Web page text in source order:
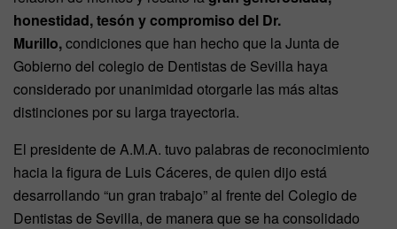
honestidad, tesón y compromiso del Dr.
Murillo,condiciones que han hecho que la Junta de
Gobierno del colegio de Dentistas de Sevilla haya
considerado por unanimidad otorgarle las más altas
distinciones por su larga trayectoria.
El presidente de A.M.A. tuvo palabras de reconocimiento
hacia la figura de Luis Cáceres, de quien dijo está
desarrollando “un gran trabajo” al frente del Colegio de
Dentistas de Sevilla, de manera que se ha consolidado